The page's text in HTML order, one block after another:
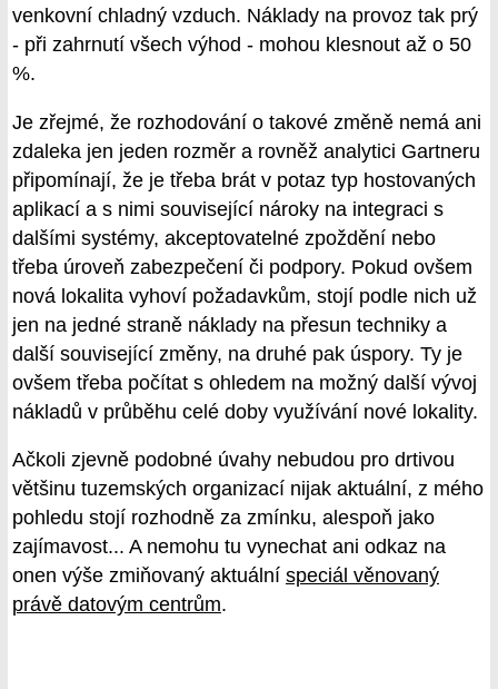
venkovní chladný vzduch. Náklady na provoz tak prý
- při zahrnutí všech výhod - mohou klesnout až o 50
%.
Je zřejmé, že rozhodování o takové změně nemá ani
zdaleka jen jeden rozměr a rovněž analytici Gartneru
připomínají, že je třeba brát v potaz typ hostovaných
aplikací a s nimi související nároky na integraci s
dalšími systémy, akceptovatelné zpoždění nebo
třeba úroveň zabezpečení či podpory. Pokud ovšem
nová lokalita vyhoví požadavkům, stojí podle nich už
jen na jedné straně náklady na přesun techniky a
další související změny, na druhé pak úspory. Ty je
ovšem třeba počítat s ohledem na možný další vývoj
nákladů v průběhu celé doby využívání nové lokality.
Ačkoli zjevně podobné úvahy nebudou pro drtivou
většinu tuzemských organizací nijak aktuální, z mého
pohledu stojí rozhodně za zmínku, alespoň jako
zajímavost... A nemohu tu vynechat ani odkaz na
onen výše zmiňovaný aktuální speciál věnovaný
právě datovým centrům.